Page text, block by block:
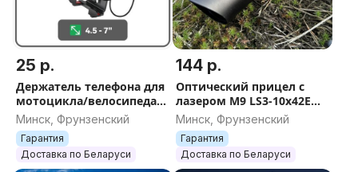
25 р.
Держатель телефона для
мотоцикла/велосипеда/
самоката HOCO CA73
зажимной, на руль,
универсальный
Минск, Фрунзенский
Гарантия
Доставка по Беларуси
144 р.
Оптический прицел с
лазером M9 LS3-10x42Е
под вивер 11-22 мм, ЛЦУ
универсальное
крепление, для охоты
Минск, Фрунзенский
Гарантия
Доставка по Беларуси